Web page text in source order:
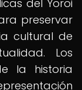
del Yoroi
preservar
cultural de
Los
la historia